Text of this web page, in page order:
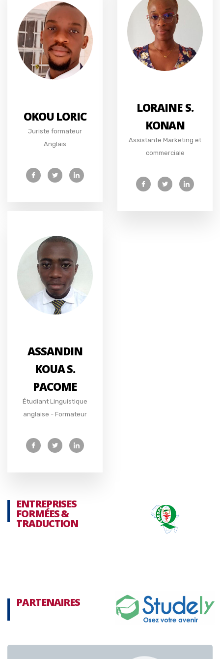
OKOU LORIC
Juriste formateur
Anglais
LORAINE S.
KONAN
Assistante Marketing et
commerciale
ASSANDIN
KOUA S.
PACOME
Étudiant Linguistique
anglaise - Formateur
ENTREPRISES
FORMÉES &
TRADUCTION
PARTENAIRES